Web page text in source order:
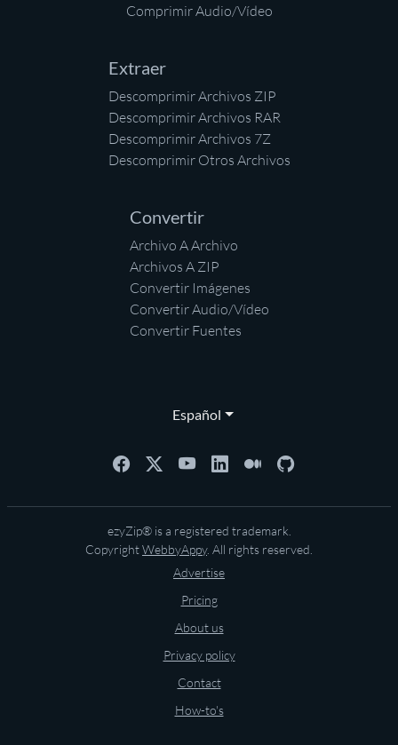
Comprimir Audio/Vídeo
Extraer
Descomprimir Archivos ZIP
Descomprimir Archivos RAR
Descomprimir Archivos 7Z
Descomprimir Otros Archivos
Convertir
Archivo A Archivo
Archivos A ZIP
Convertir Imágenes
Convertir Audio/Vídeo
Convertir Fuentes
Español
ezyZip® is a registered trademark.
CopyrightWebbyAppy. All rights reserved.
Advertise
Pricing
About us
Privacy policy
Contact
How-to's